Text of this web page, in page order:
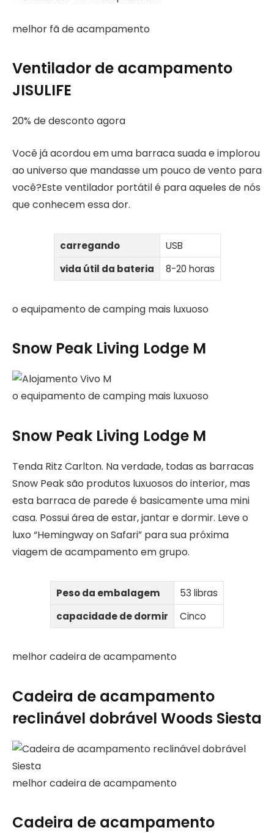
melhor fã de acampamento
Ventilador de acampamento
JISULIFE
20% de desconto agora
Você já acordou em uma barraca suada e implorou
ao universo que mandasse um pouco de vento para
você?Este ventilador portátil é para aqueles de nós
que conhecem essa dor.
carregando
USB
vida útil da bateria
8-20 horas
o equipamento de camping mais luxuoso
Snow Peak Living Lodge M
o equipamento de camping mais luxuoso
Snow Peak Living Lodge M
Tenda Ritz Carlton. Na verdade, todas as barracas
Snow Peak são produtos luxuosos do interior, mas
esta barraca de parede é basicamente uma mini
casa. Possui área de estar, jantar e dormir. Leve o
luxo “Hemingway on Safari” para sua próxima
viagem de acampamento em grupo.
Peso da embalagem
53 libras
capacidade de dormir
Cinco
melhor cadeira de acampamento
Cadeira de acampamento
reclinável dobrável Woods Siesta
melhor cadeira de acampamento
Cadeira de acampamento